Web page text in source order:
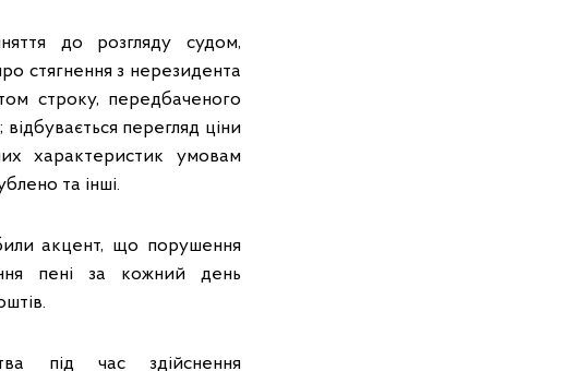
до розгляду судом,
стягнення з нерезидента
строку, передбаченого
перегляд ціни
характеристик умовам
та інші.
акцент, що порушення
пені за кожний день
під час здійснення